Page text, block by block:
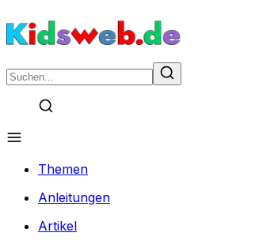
Themen
Anleitungen
Artikel